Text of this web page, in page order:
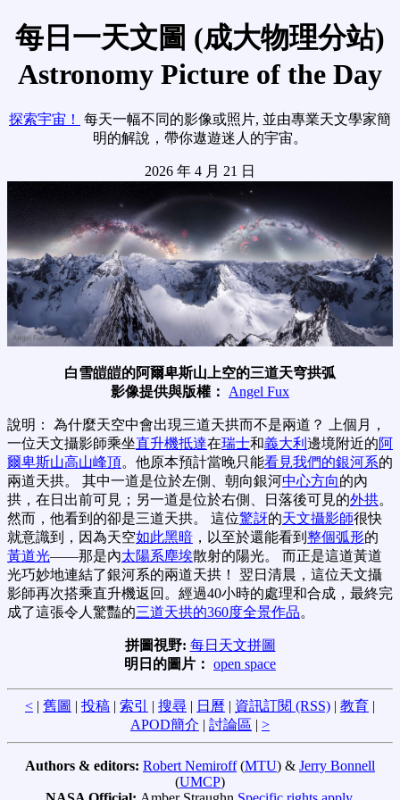
每日一天文圖 (成大物理分站)
Astronomy Picture of the Day
探索宇宙！
每天一幅不同的影像或照片, 並由專業天文學家簡
明的解說，帶你遨遊迷人的宇宙。
2026 年 4 月 21 日
白雪皚皚的阿爾卑斯山上空的三道天穹拱弧
影像提供與版權： Angel Fux
說明： 為什麼天空中會出現三道天拱而不是兩道？ 上個月，
一位天文攝影師乘坐直升機抵達在瑞士和義大利 邊境附近的阿
爾卑斯山高山峰頂。他原本預計當晚只能看見我們的銀河系的
兩道天拱。 其中一道是位於左側、朝向銀河中心方向的內
拱，在日出前可見；另一道是位於右側、日落後可見的外拱。
然而，他看到的卻是三道天拱。 這位驚訝的天文攝影師很快
就意識到，因為天空如此黑暗 ，以至於還能看到 整個弧形的
黃道光——那是內太陽系塵埃散射的陽光。 而正是這道黃道
光巧妙地連結了銀河系的兩道天拱！ 翌日清晨，這位天文攝
影師再次搭乘直升機返回。經過40小時的處理和合成，最終完
成了這張令人驚豔的三道天拱的360度全景作品。
拼圖視野: 每日天文拼圖
明日的圖片： open space
< | 舊圖 | 投稿 | 索引 | 搜尋 | 日曆 | 資訊訂閱 (RSS) | 教育 |
APOD簡介 | 討論區 | >
Authors & editors: Robert Nemiroff(MTU) & Jerry Bonnell
(UMCP)